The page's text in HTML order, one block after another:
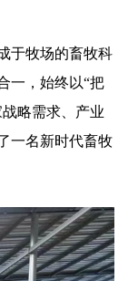
于牧场的畜牧科
一，始终以“把
略需求、产业
一名新时代畜牧